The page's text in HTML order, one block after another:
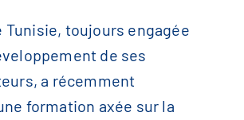
Tunisie, toujours engagée
de ses
a récemment
formation axée sur la